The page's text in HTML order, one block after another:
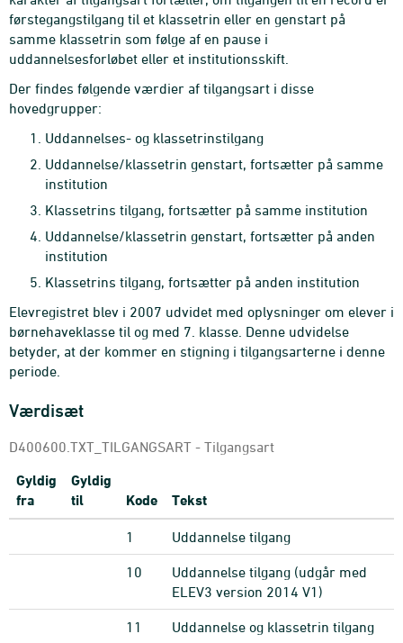
førstegangstilgang til et klassetrin eller en genstart på
samme klassetrin som følge af en pause i
uddannelsesforløbet eller et institutionsskift.
Der findes følgende værdier af tilgangsart i disse
hovedgrupper:
Uddannelses- og klassetrinstilgang
Uddannelse/klassetrin genstart, fortsætter på samme
institution
Klassetrins tilgang, fortsætter på samme institution
Uddannelse/klassetrin genstart, fortsætter på anden
institution
Klassetrins tilgang, fortsætter på anden institution
Elevregistret blev i 2007 udvidet med oplysninger om elever i
børnehaveklasse til og med 7. klasse. Denne udvidelse
betyder, at der kommer en stigning i tilgangsarterne i denne
periode.
Værdisæt
D400600.TXT_TILGANGSART - Tilgangsart
Gyldig
fra
Gyldig
til
Kode Tekst
1 Uddannelse tilgang
10
Uddannelse tilgang (udgår med
ELEV3 version 2014 V1)
11 Uddannelse og klassetrin tilgang